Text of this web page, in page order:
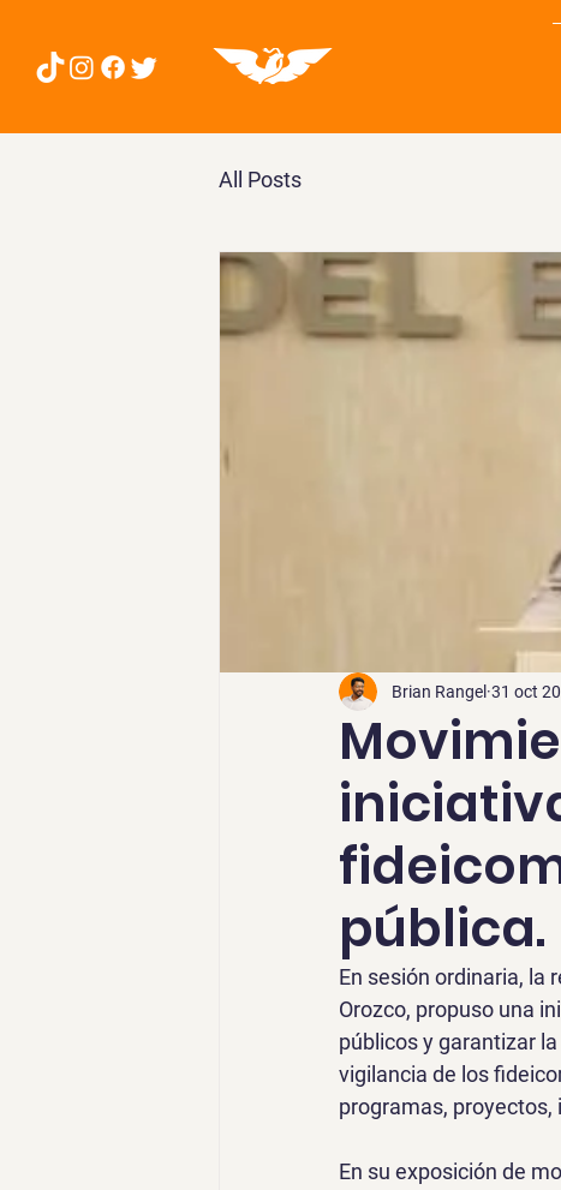
All Posts
pública.
Brian Rangel 31 oct
En sesión ordinaria, la
Orozco, propuso una
públicos y garantizar
vigilancia de los
programas,
En su exposición de